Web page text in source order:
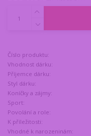
Číslo produktu:
Vhodnost dárku:
Příjemce dárku:
Styl dárku:
Koníčky a zájmy:
Sport:
Povolání a role:
K příležitosti:
Vhodné k narozeninám: